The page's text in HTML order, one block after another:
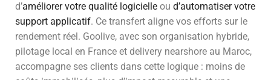
d’améliorer votre qualité logicielle ou d’automatiser votre
support applicatif. Ce transfert aligne vos efforts sur le
rendement réel. Goolive, avec son organisation hybride,
pilotage local en France et delivery nearshore au Maroc,
accompagne ses clients dans cette logique : moins de